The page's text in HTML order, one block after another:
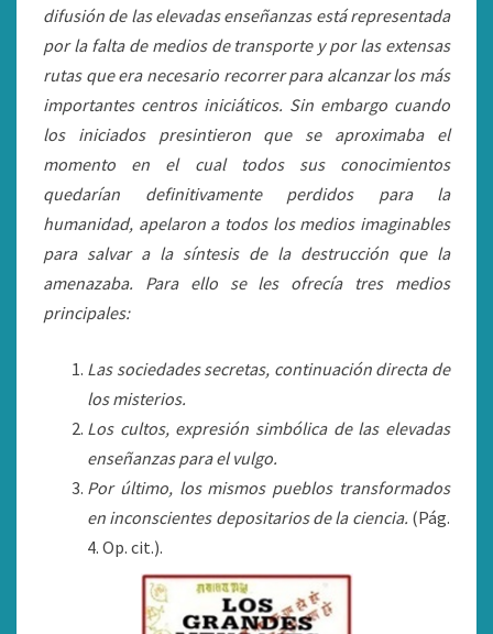
difusión de las elevadas enseñanzas está representada
por la falta de medios de transporte y por las extensas
rutas que era necesario recorrer para alcanzar los más
importantes centros iniciáticos. Sin embargo cuando
los iniciados presintieron que se aproximaba el
momento en el cual todos sus conocimientos
quedarían definitivamente perdidos para la
humanidad, apelaron a todos los medios imaginables
para salvar a la síntesis de la destrucción que la
amenazaba. Para ello se les ofrecía tres medios
principales:
Las sociedades secretas, continuación directa de
los misterios.
Los cultos, expresión simbólica de las elevadas
enseñanzas para el vulgo.
Por último, los mismos pueblos transformados
en inconscientes depositarios de la ciencia. (Pág.
4. Op. cit.).